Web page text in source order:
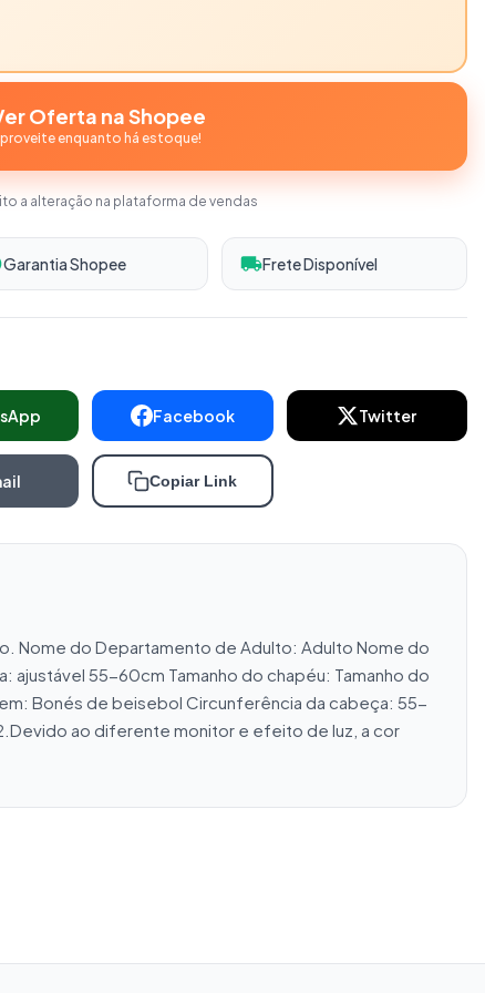
Oferta na Shopee
enquanto há estoque!
a alteração na plataforma de vendas
Garantia Shopee Frete Disponível
Facebook Twitter
Copiar Link
Nome do Departamento de Adulto: Adulto Nome do
ajustável 55-60cm Tamanho do chapéu: Tamanho do
Bonés de beisebol Circunferência da cabeça: 55-
ao diferente monitor e efeito de luz, a cor